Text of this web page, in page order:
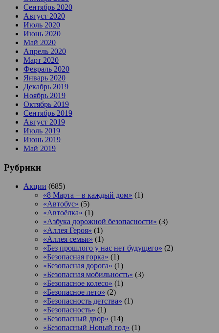
Сентябрь 2020
Август 2020
Июль 2020
Июнь 2020
Май 2020
Апрель 2020
Март 2020
Февраль 2020
Январь 2020
Декабрь 2019
Ноябрь 2019
Октябрь 2019
Сентябрь 2019
Август 2019
Июль 2019
Июнь 2019
Май 2019
Рубрики
Акции (685)
«8 Марта – в каждый дом» (1)
«Автобус» (5)
«Автоёлка» (1)
«Азбука дорожной безопасности» (3)
«Аллея Героя» (1)
«Аллея семьи» (1)
«Без прошлого у нас нет будущего» (2)
«Безопасная горка» (1)
«Безопасная дорога» (1)
«Безопасная мобильность» (3)
«Безопасное колесо» (1)
«Безопасное лето» (2)
«Безопасность детства» (1)
«Безопасность» (1)
«Безопасный двор» (14)
«Безопасный Новый год» (1)